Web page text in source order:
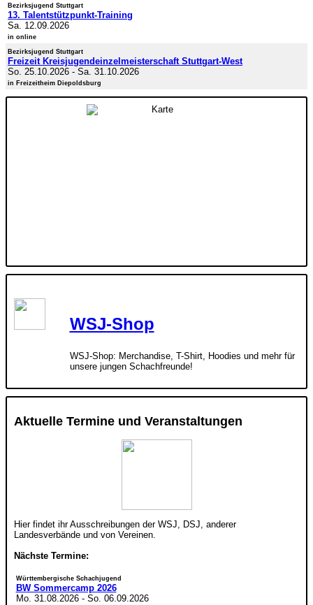
Bezirksjugend Stuttgart
13. Talentstützpunkt-Training
Sa. 12.09.2026
in online
Bezirksjugend Stuttgart
Freizeit Kreisjugendeinzelmeisterschaft Stuttgart-West
So. 25.10.2026 - Sa. 31.10.2026
in Freizeitheim Diepoldsburg
WSJ-Shop
WSJ-Shop: Merchandise, T-Shirt, Hoodies und mehr für
unsere jungen Schachfreunde!
Aktuelle Termine und Veranstaltungen
Hier findet ihr Ausschreibungen der WSJ, DSJ, anderer
Landesverbände und von Vereinen.
Nächste Termine:
Württembergische Schachjugend
BW Sommercamp 2026
Mo. 31.08.2026- So. 06.09.2026